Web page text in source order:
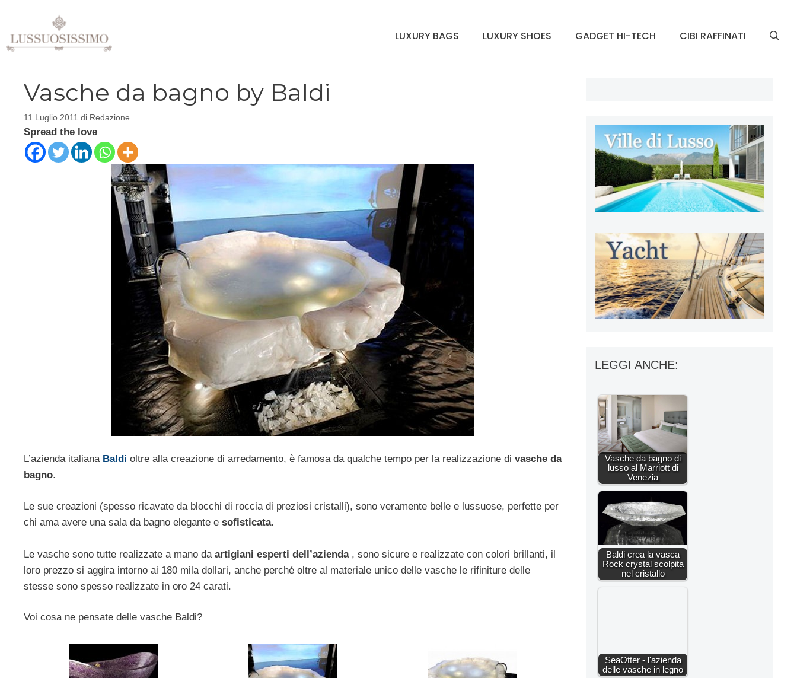
contenuto
LUXURY BAGS LUXURY SHOES GADGET HI-TECH CIBI RAFFINATI
Vasche da bagno by Baldi
11 Luglio 2011 di Redazione
Spread the love
L’azienda italiana Baldi oltre alla creazione di arredamento, è famosa da qualche tempo per la realizzazione di vasche da
bagno.
Le sue creazioni (spesso ricavate da blocchi di roccia di preziosi cristalli), sono veramente belle e lussuose, perfette per
chi ama avere una sala da bagno elegante e sofisticata.
Le vasche sono tutte realizzate a mano da artigiani esperti dell’azienda, sono sicure e realizzate con colori brillanti, il
loro prezzo si aggira intorno ai 180 mila dollari, anche perché oltre al materiale unico delle vasche le rifiniture delle
stesse sono spesso realizzate in oro 24 carati.
Voi cosa ne pensate delle vasche Baldi?
LEGGI ANCHE:
Vasche da bagno di
lusso al Marriott di
Venezia
Baldi crea la vasca
Rock crystal scolpita
nel cristallo
SeaOtter - l'azienda
delle vasche in legno